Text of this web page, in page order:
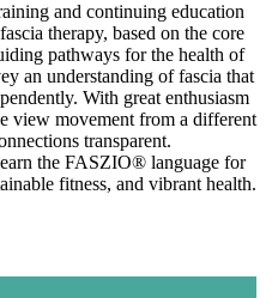
and continuing education
therapy, based on the core
pathways for the health of
an understanding of fascia that
With great enthusiasm
view movement from a different
transparent.
the FASZIO® language for
fitness, and vibrant health.